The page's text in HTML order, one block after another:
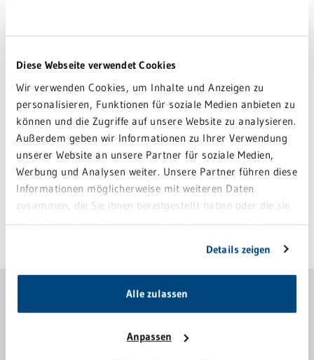
Diese Webseite verwendet Cookies
Wir verwenden Cookies, um Inhalte und Anzeigen zu
personalisieren, Funktionen für soziale Medien anbieten zu
können und die Zugriffe auf unsere Website zu analysieren.
Außerdem geben wir Informationen zu Ihrer Verwendung
unserer Website an unsere Partner für soziale Medien,
Werbung und Analysen weiter. Unsere Partner führen diese
Informationen möglicherweise mit weiteren Daten
zusammen, die Sie ihnen bereitgestellt haben oder die sie
im Rahmen Ihrer Nutzung der Dienste gesammelt haben.
Details zeigen
Alle zulassen
Anpassen
Korrektur von
Brustfehlbildungen
06201 89-0